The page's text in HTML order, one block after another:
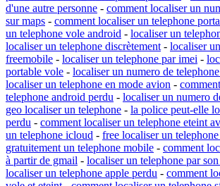
d'une autre personne - comment localiser un
sur maps - comment localiser un telephone
un telephone vole android - localiser un
localiser un telephone discrètement - localiser
freemobile - localiser un telephone par imei -
portable vole - localiser un numero de
localiser un telephone en mode avion -
telephone android perdu - localiser un numero
geo localiser un telephone - la police peut-elle
perdu - comment localiser un telephone eteint
un telephone icloud - free localiser un
gratuitement un telephone mobile - comment
à partir de gmail - localiser un telephone par
localiser un telephone apple perdu - comment